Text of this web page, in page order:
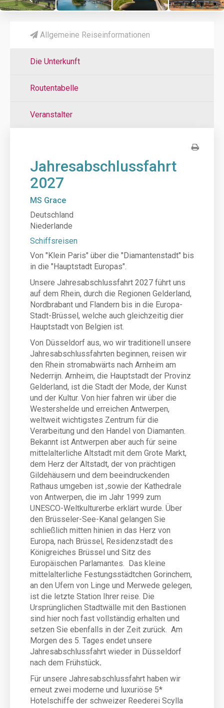
Allgemeine Reiseinformationen
Die Unterkunft
Routentabelle
Veranstalter
Jahresabschlussfahrt
2027
MS Grace
Deutschland
Niederlande
Schiffsreisen
Von "Klein Paris" über die "Diamantenstadt" bis
in die "Hauptstadt Europas".
Unsere Jahresabschlussfahrt 2027 führt uns
auf dem Rhein, durch die Regionen Gelderland,
Nordbrabant und Flandern bis in die Europa-
Stadt-Brüssel, welche auch gleichzeitig dier
Hauptstadt von Belgien ist.
Von Düsseldorf aus, wo wir traditionell unsere
Jahresabschlussfahrten beginnen, reisen wir
den Rhein stromabwärts nach Arnheim am
Nederrijn. Arnheim, die Hauptstadt der Provinz
Gelderland, ist die Stadt der Mode, der Kunst
und der Kultur. Von hier fahren wir über die
Westershelde und erreichen Antwerpen,
weltweit wichtigstes Zentrum für die
Verarbeitung und den Handel von Diamanten.
Bekannt ist Antwerpen aber auch für seine
mittelalterliche Altstadt mit dem Grote Markt,
dem Herz der Altstadt, der von prächtigen
Gildehäusern und dem beeindruckenden
Rathaus umgeben ist ,sowie der Kathedrale
von Antwerpen, die im Jahr 1999 zum
UNESCO-Weltkulturerbe erklärt wurde. Über
den Brüsseler-See-Kanal gelangen Sie
schließlich mitten hinien in das Herz von
Europa, nach Brüssel, Residenzstadt des
Königreiches Brüssel und Sitz des
Europäischen Parlamantes. Das kleine
mittelalterliche Festungsstädtchen Gorinchem,
an den Ufern von Linge und Merwede gelegen,
ist die letzte Station Ihrer reise. Die
Ursprünglichen Stadtwälle mit den Bastionen
sind hier noch fast vollständig erhalten und
setzen Sie ebenfalls in der Zeit zurück. Am
Morgen des 5. Tages endet unsere
Jahresabschlussfahrt wieder in Düsseldorf
nach dem Frühstück.
Für unsere Jahresabschlussfahrt haben wir
erneut zwei moderne und luxuriöse 5*
Hotelschiffe der schweizer Reederei Scylla